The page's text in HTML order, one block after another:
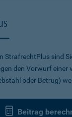
StrafrechtPlus sind
den Vorwurf
oder Betrug)
Beitrag